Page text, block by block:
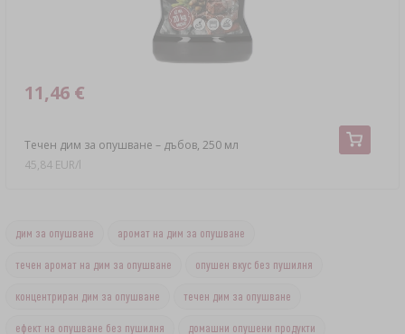
Течен дим за опушване – дъбов, 250 мл
11,46 €
45,84 EUR/l
дим за опушване аромат на дим за опушване
течен аромат на дим за опушване опушен вкус без пушилня
концентриран дим за опушване течен дим за опушване
ефект на опушване без пушилня домашни опушени продукти